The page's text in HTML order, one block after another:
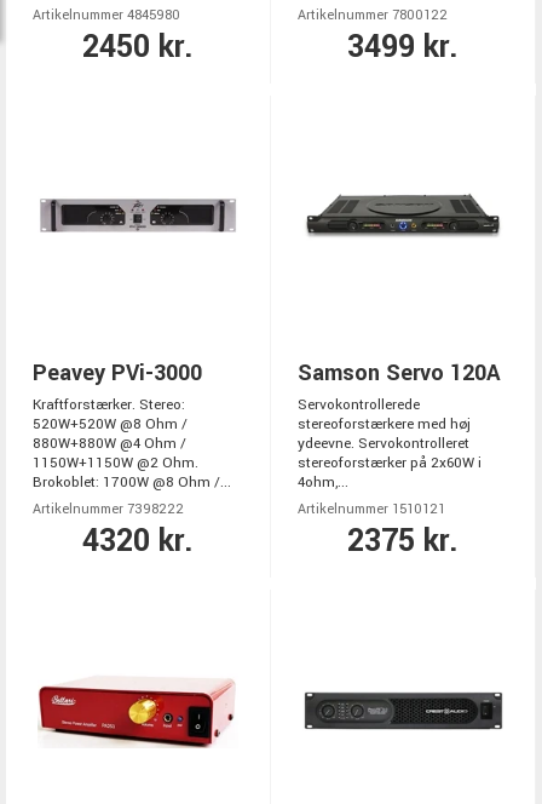
Artikelnummer 4845980
2450 kr.
Artikelnummer 7800122
3499 kr.
Peavey PVi-3000
Kraftforstærker. Stereo:
520W+520W @8 Ohm /
880W+880W @4 Ohm /
1150W+1150W @2 Ohm.
Brokoblet: 1700W @8 Ohm /...
Artikelnummer 7398222
4320 kr.
Samson Servo 120A
Servokontrollerede
stereoforstærkere med høj
ydeevne. Servokontrolleret
stereoforstærker på 2x60W i
4ohm,...
Artikelnummer 1510121
2375 kr.